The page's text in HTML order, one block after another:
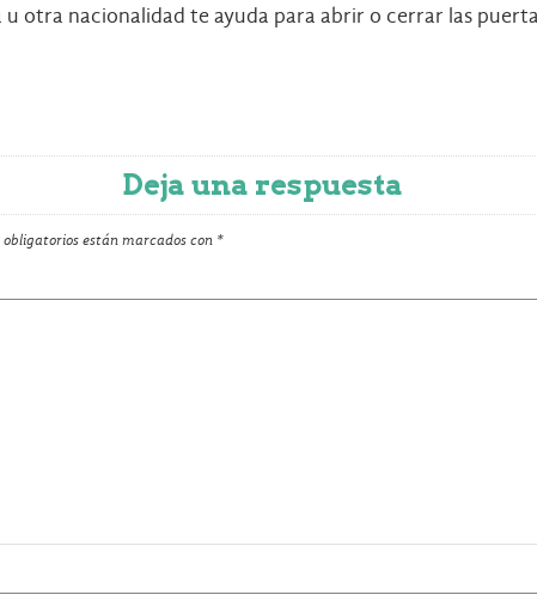
u otra nacionalidad te ayuda para abrir o cerrar las
Deja una respuesta
obligatorios están marcados con *